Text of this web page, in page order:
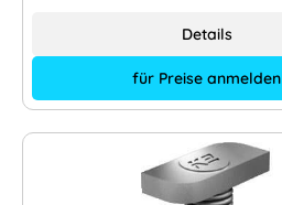
für Preise anmelden
Details